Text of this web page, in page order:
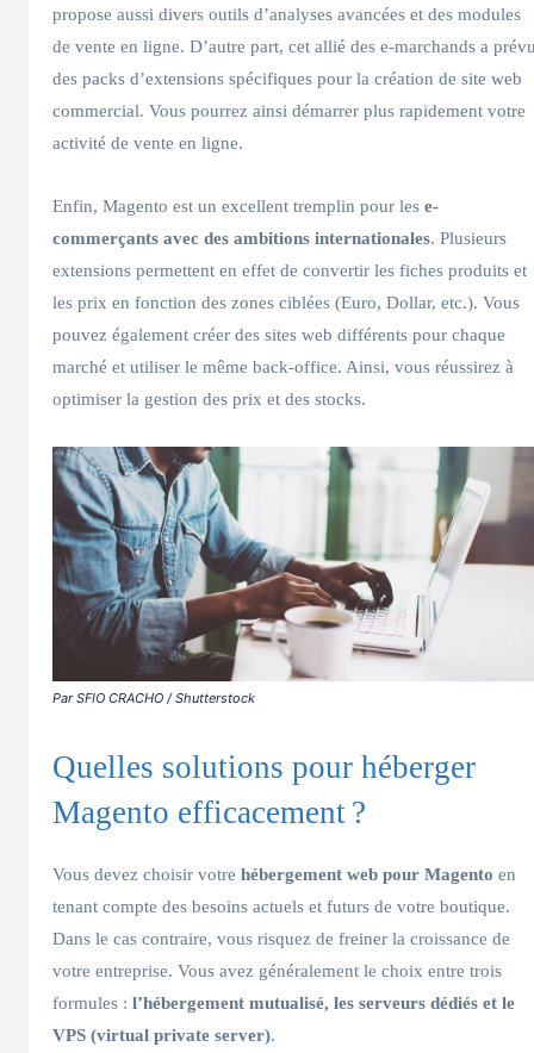
propose aussi divers outils d’analyses avancées et des modules
de vente en ligne. D’autre part, cet allié des e-marchands a
des packs d’extensions spécifiques pour la création de site web
commercial. Vous pourrez ainsi démarrer plus rapidement votre
activité de vente en ligne.
Enfin, Magento est un excellent tremplin pour les e-
commerçants avec des ambitions internationales. Plusieurs
extensions permettent en effet de convertir les fiches produits et
les prix en fonction des zones ciblées (Euro, Dollar, etc.). Vous
pouvez également créer des sites web différents pour chaque
marché et utiliser le même back-office. Ainsi, vous réussirez à
optimiser la gestion des prix et des stocks.
Par SFIO CRACHO / Shutterstock
Quelles solutions pour héberger
Magento efficacement ?
Vous devez choisir votre hébergement web pour Magento en
tenant compte des besoins actuels et futurs de votre boutique.
Dans le cas contraire, vous risquez de freiner la croissance de
votre entreprise. Vous avez généralement le choix entre trois
formules : l’hébergement mutualisé, les serveurs dédiés et le
VPS (virtual private server).